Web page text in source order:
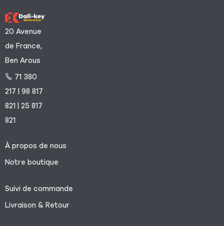
20 Avenue
de France,
Ben Arous
71 380
217 | 98 817
821 | 25 817
821
À propos de nous
Notre boutique
Suivi de commande
Livraison & Retour